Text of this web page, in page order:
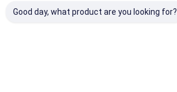
Good day, what product are you looking for?